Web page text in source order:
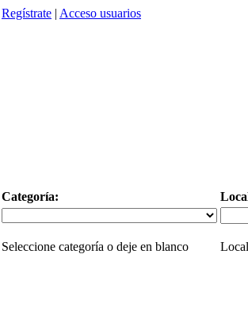
Regístrate | Acceso usuarios
Categoría:
Seleccione categoría o deje en blanco